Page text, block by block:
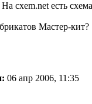
На cxem.net есть
Мастер-кит?
06 апр 2006, 11:35